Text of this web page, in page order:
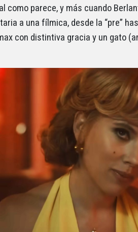
como parece, y más cuando
a una fílmica, desde la “pre”
con distintiva gracia y un gato